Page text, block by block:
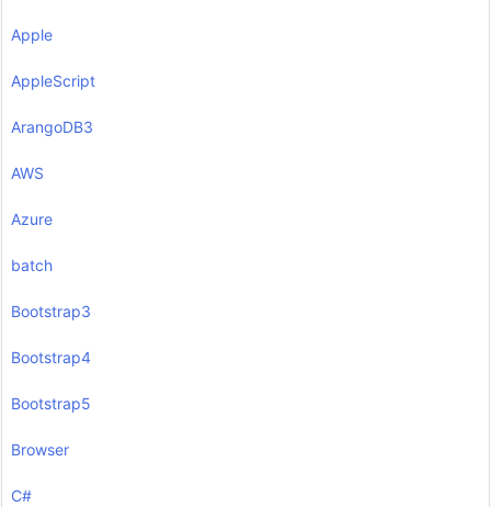
Apple
AppleScript
ArangoDB3
AWS
Azure
batch
Bootstrap3
Bootstrap4
Bootstrap5
Browser
C#